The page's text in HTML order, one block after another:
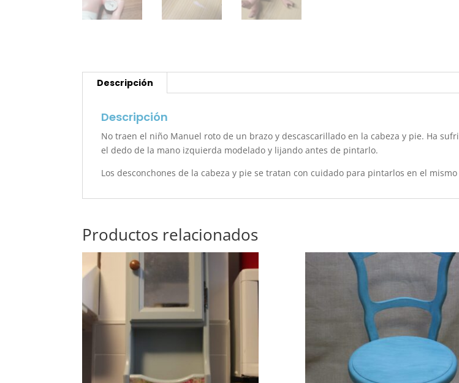
Descripción
Descripción
No traen el niño Manuel roto de un brazo y descascarillado en la cabeza y pie. Ha
el dedo de la mano izquierda modelado y lijando antes de pintarlo.
Los desconchones de la cabeza y pie se tratan con cuidado para pintarlos en el
Productos relacionados